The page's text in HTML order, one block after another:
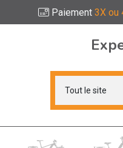
Paiement 3X ou
Marché du Vélo Votre